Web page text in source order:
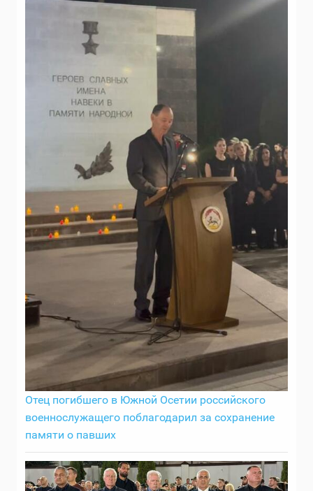
Отец погибшего в Южной Осетии российского
военнослужащего поблагодарил за сохранение
памяти о павших